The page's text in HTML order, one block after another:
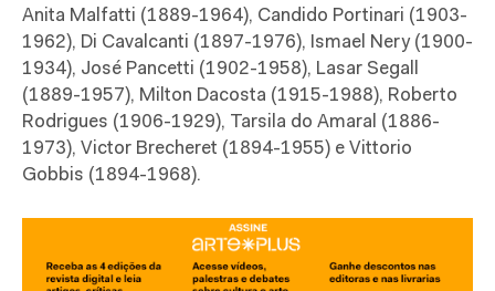
Anita Malfatti (1889-1964), Candido Portinari (1903-
1962), Di Cavalcanti (1897-1976), Ismael Nery (1900-
1934), José Pancetti (1902-1958), Lasar Segall
(1889-1957), Milton Dacosta (1915-1988), Roberto
Rodrigues (1906-1929), Tarsila do Amaral (1886-
1973), Victor Brecheret (1894-1955) e Vittorio
Gobbis (1894-1968).